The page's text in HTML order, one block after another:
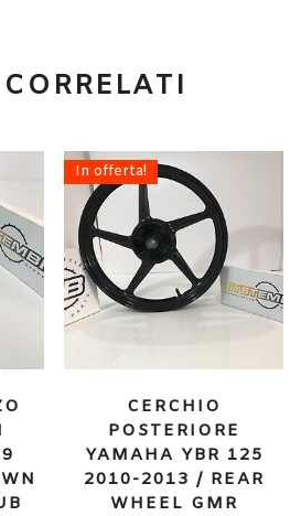
In offerta!
CERCHIO
POSTERIORE
YAMAHA YBR 125
2010-2013 / REAR
WHEEL GMR